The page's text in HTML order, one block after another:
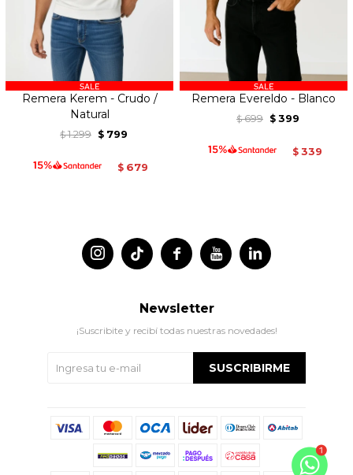
Remera Kerem - Crudo /
Natural
$ 1.299 $ 799
$ 679
Remera Evereldo - Blanco
$ 699 $ 399
$ 339
 
 
Newsletter
¡Suscribite y recibí todas nuestras novedades!
SUSCRIBIRME